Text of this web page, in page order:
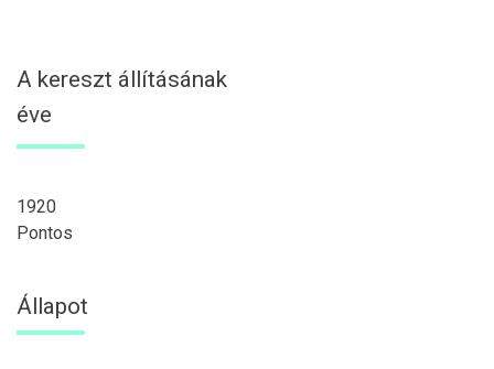
A kereszt állításának
éve
1920
Pontos
Állapot